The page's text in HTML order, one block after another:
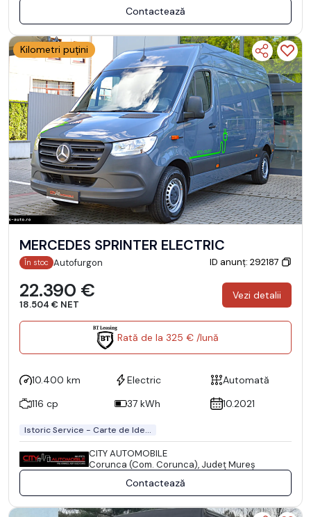
Contactează
Kilometri puțini
MERCEDES SPRINTER ELECTRIC
În stoc Autofurgon ID anunț: 292187
22.390 €
18.504 € NET
Vezi detalii
Rată de la 325 € /lună
10.400 km Electric
Automată
116 cp
37 kWh 10.2021
Istoric Service - Carte de Ide...
CITY AUTOMOBILE
Corunca (Com. Corunca), Județ Mureş
Contactează